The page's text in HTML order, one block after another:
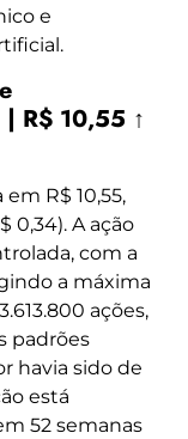
e
R$ 10,55 ↑
R$ 10,55,
0,34). A ação
com a
a máxima
ações,
padrões
havia sido de
está
52 semanas